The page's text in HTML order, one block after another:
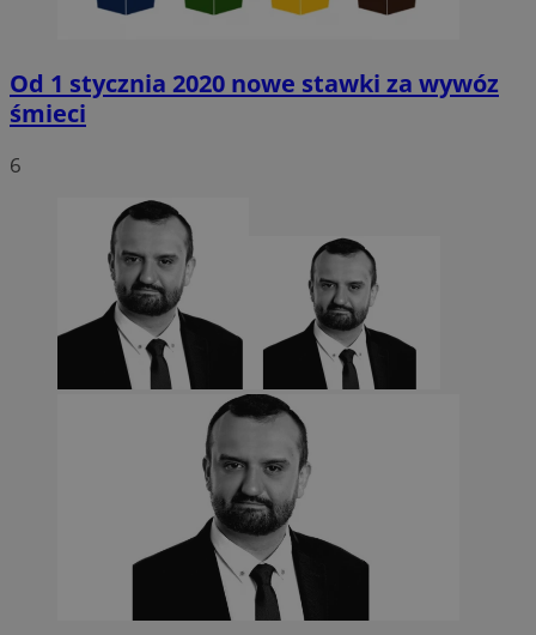
Od 1 stycznia 2020 nowe stawki za wywóz
śmieci
6
.rfihub.com
VISITOR_PRIVACY_METADATA
Google Privacy Policy